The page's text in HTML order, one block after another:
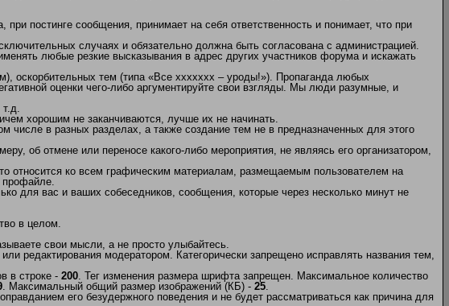
постинге сообщения, принимает на себя ответственность и понимает, что при
случаях и обязательно должна быть согласована с администрацией.
любые резкие высказывания в адрес других участников форума и искажать
оскорбительных тем (типа «Все ххххххх – уроды!»). Пропаганда любых
оценки чего-либо аргументируйте свои взгляды. Мы люди разумные, и
хорошим не заканчиваются, лучше их не начинать.
числе в разных разделах, а также создание тем не в предназначенных для этого
об отмене или переносе какого-либо мероприятия, не являясь его организатором,
относится ко всем графическим материалам, размещаемым пользователем на
профайле.
для вас и ваших собеседников, сообщения, которые через несколько минут не
в целом.
свои мысли, а не просто улыбайтесь.
редактирования модератором. Категорически запрещено исправлять названия тем,
в строке - 200. Тег изменения размера шрифта запрещен. Максимальное количество
. Максимальный общий размер изображений (КБ) - 25.
его безудержного поведения и не будет рассматриваться как причина для